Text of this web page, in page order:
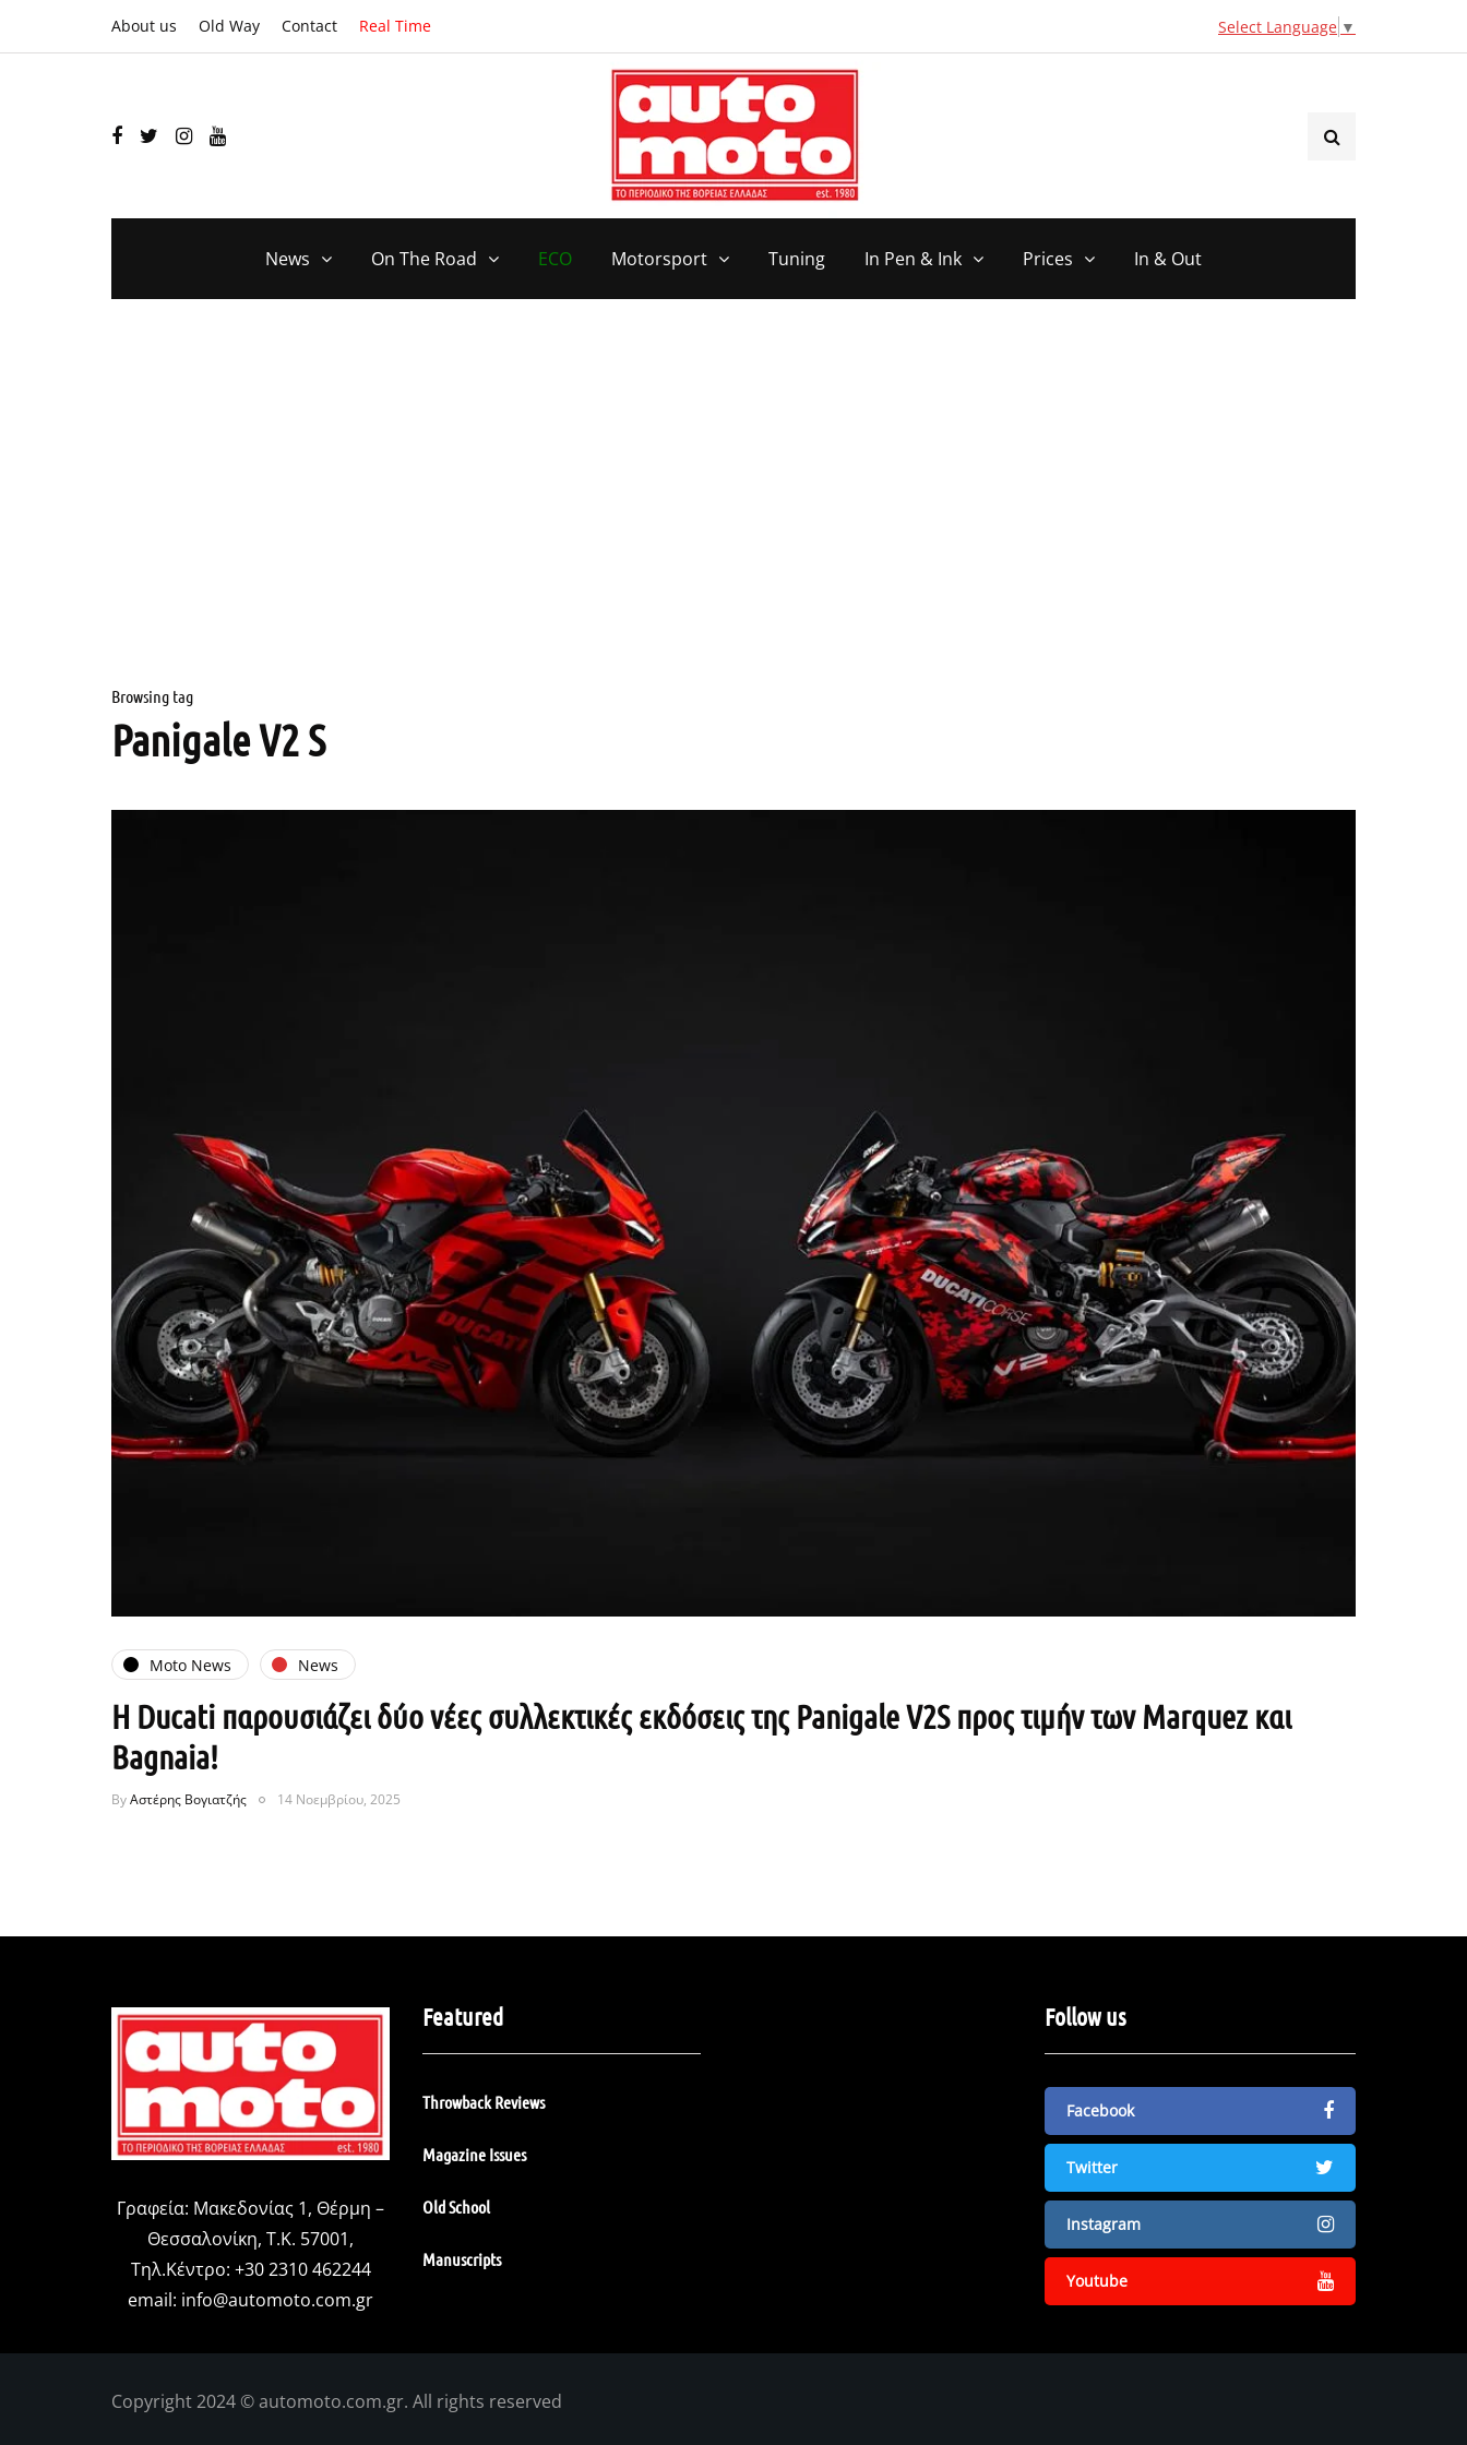
About us Old Way Contact Real Time Select Language ▼
News On The Road ECO Motorsport Tuning In Pen & Ink Prices In & Out
Browsing tag
Panigale V2 S
Moto News News
Η Ducati παρουσιάζει δύο νέες συλλεκτικές εκδόσεις της Panigale V2S προς τιμήν των Marquez και
Bagnaia!
ByΑστέρης Βογιατζής 14 Νοεμβρίου, 2025
Γραφεία: Μακεδονίας 1, Θέρμη –
Θεσσαλονίκη, Τ.Κ. 57001,
Τηλ.Κέντρο: +30 2310 462244
email: info@automoto.com.gr
Featured
Throwback Reviews
Magazine Issues
Old School
Manuscripts
Follow us
Facebook
Twitter
Instagram
Youtube
Copyright 2024 © automoto.com.gr. All rights reserved